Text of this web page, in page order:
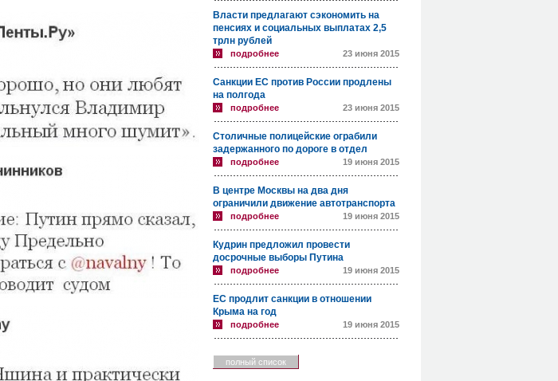
Власти предлагают сэкономить на
пенсиях и социальных выплатах 2,5
трлн рублей
подробнее 23 июня 2015
Санкции ЕС против России продлены
на полгода
подробнее 23 июня 2015
Столичные полицейские ограбили
задержанного по дороге в отдел
подробнее 19 июня 2015
В центре Москвы на два дня
ограничили движение автотранспорта
подробнее 19 июня 2015
Кудрин предложил провести
досрочные выборы Путина
подробнее 19 июня 2015
ЕС продлит санкции в отношении
Крыма на год
подробнее 19 июня 2015
полный список